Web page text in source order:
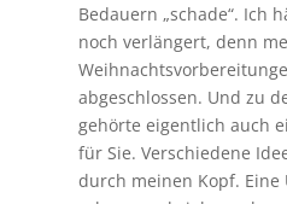
Bedauern „schade“. Ich
noch verlängert, denn
abgeschlossen. Und zu
gehörte eigentlich auch
für Sie. Verschiedene
durch meinen Kopf.